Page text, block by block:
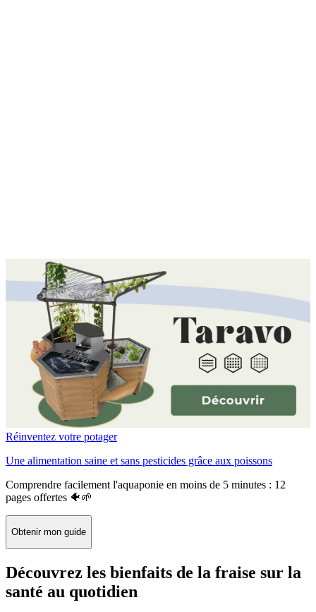
Réinventez votre potager
Une alimentation saine et sans pesticides grâce aux poissons
Comprendre facilement l'aquaponie en moins de 5 minutes : 12
pages offertes 🐠🌱
Obtenir mon guide
Découvrez les bienfaits de la fraise sur la
santé au quotidien